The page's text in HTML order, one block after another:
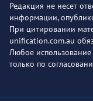
Редакция не несет
информации,
При цитировании
unification.com.au
Любое
только по